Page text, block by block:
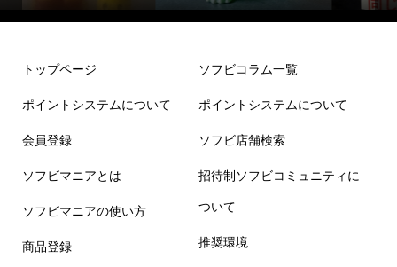
トップページ
ポイントシステムについて
会員登録
ソフビマニアとは
ソフビマニアの使い方
商品登録
ソフビコラム一覧
ポイントシステムについて
ソフビ店舗検索
招待制ソフビコミュニティに
ついて
推奨環境